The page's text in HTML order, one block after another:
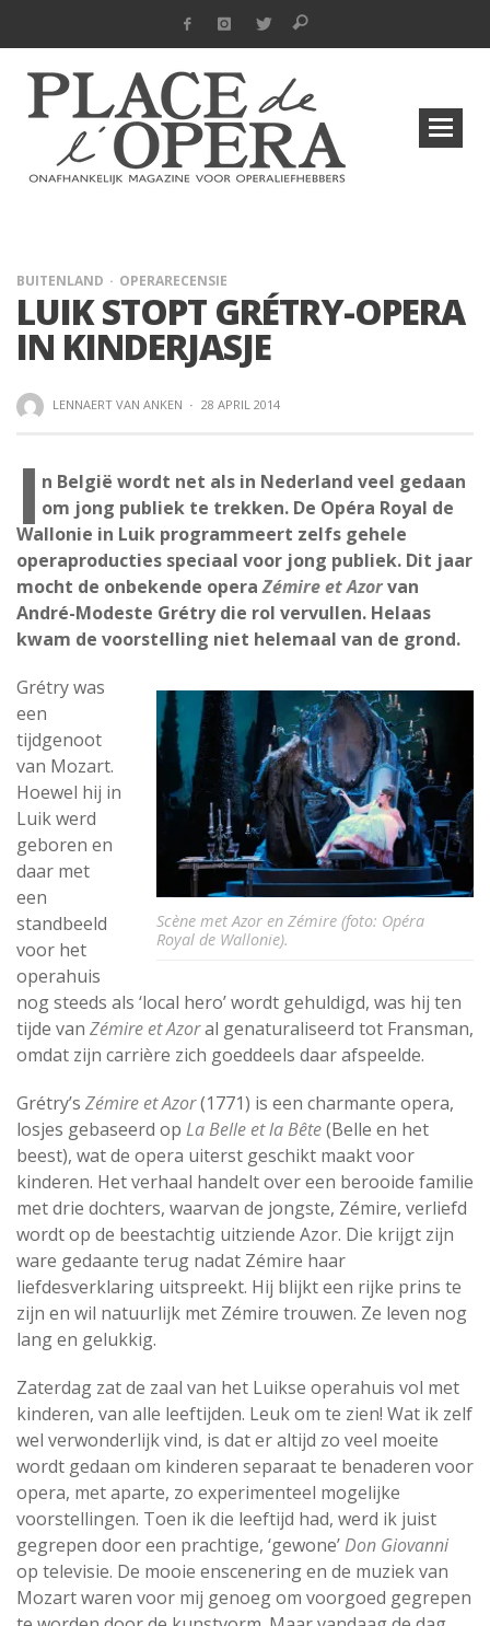
BUITENLAND OPERARECENSIE
LUIK STOPT GRÉTRY-OPERA
IN KINDERJASJE
LENNAERT VAN ANKEN · 28 APRIL 2014
I n België wordt net als in Nederland veel gedaan
om jong publiek te trekken. De Opéra Royal de
Wallonie in Luik programmeert zelfs gehele
operaproducties speciaal voor jong publiek. Dit jaar
mocht de onbekende operaZémire et Azorvan
André-Modeste Grétry die rol vervullen. Helaas
kwam de voorstelling niet helemaal van de grond.
Scène met Azor en Zémire (foto: Opéra
Royal de Wallonie).
Grétry was
een
tijdgenoot
van Mozart.
Hoewel hij in
Luik werd
geboren en
daar met
een
standbeeld
voor het
operahuis
nog steeds als ‘local hero’ wordt gehuldigd, was hij ten
tijde van Zémire et Azoral genaturaliseerd tot Fransman,
omdat zijn carrière zich goeddeels daar afspeelde.
Grétry’s Zémire et Azor(1771) is een charmante opera,
losjes gebaseerd op La Belle et la Bête(Belle en het
beest), wat de opera uiterst geschikt maakt voor
kinderen. Het verhaal handelt over een berooide familie
met drie dochters, waarvan de jongste, Zémire, verliefd
wordt op de beestachtig uitziende Azor. Die krijgt zijn
ware gedaante terug nadat Zémire haar
liefdesverklaring uitspreekt. Hij blijkt een rijke prins te
zijn en wil natuurlijk met Zémire trouwen. Ze leven nog
lang en gelukkig.
Zaterdag zat de zaal van het Luikse operahuis vol met
kinderen, van alle leeftijden. Leuk om te zien! Wat ik zelf
wel verwonderlijk vind, is dat er altijd zo veel moeite
wordt gedaan om kinderen separaat te benaderen voor
opera, met aparte, zo experimenteel mogelijke
voorstellingen. Toen ik die leeftijd had, werd ik juist
gegrepen door een prachtige, ‘gewone’Don Giovanni
op televisie. De mooie enscenering en de muziek van
Mozart waren voor mij genoeg om voorgoed gegrepen